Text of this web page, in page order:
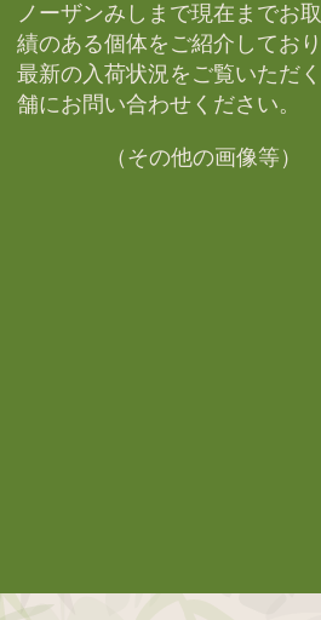
ノーザンみしまで現在までお
績のある個体をご紹介しており
最新の入荷状況をご覧いただ
舗にお問い合わせください。​
（その他の画像等）